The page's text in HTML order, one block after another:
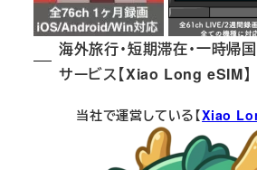
海外旅行・短期滞在・一時帰
サービス【Xiao Long eSIM】
当社で運営している【Xiao